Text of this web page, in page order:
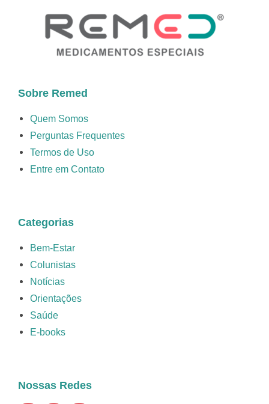
Sobre Remed
Quem Somos
Perguntas Frequentes
Termos de Uso
Entre em Contato
Categorias
Bem-Estar
Colunistas
Notícias
Orientações
Saúde
E-books
Nossas Redes